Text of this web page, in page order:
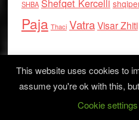
SHBA Shefqet Kercelli
Paja Thaci VatraVisar Zhiti
Log in
This website uses cookies to
assume you're ok with this,
Cookie settings